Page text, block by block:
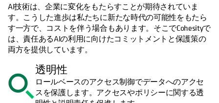
AI技術は、企業に変化をもたらすことが期待されていま
す。こうした進歩は私たちに新たな時代の可能性をもたら
す一方で、コストを伴う場合もあります。そこでCohesityで
は、責任あるAIの利用に向けたコミットメントと保護策の
両方を提供しています。
透明性
ロールベースのアクセス制御でデータへのアクセ
スを保護します。アクセスやポリシーに関する透